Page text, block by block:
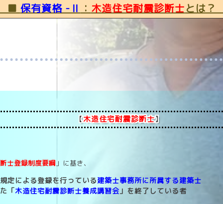
■ 保有資格 -Ⅱ ： 木造住宅耐震診断士とは
【木造住宅耐震診断士】
士登録制度要綱 」に基き、
定による登録を行っている建築士事務所に所属する建築士
「木造住宅耐震診断士養成講習会」を終了している者